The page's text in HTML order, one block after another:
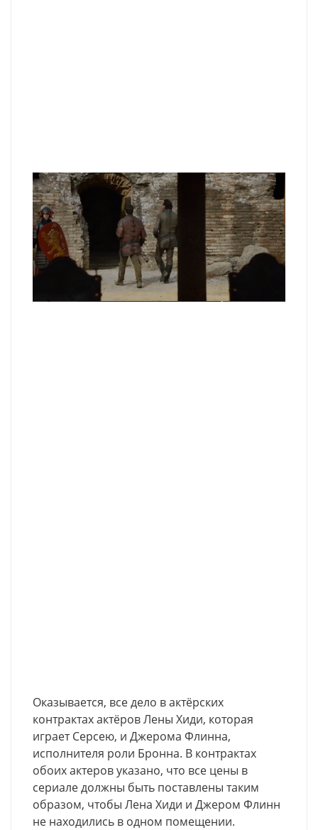
Оказывается, все дело в актёрских
контрактах актёров Лены Хиди, которая
играет Серсею, и Джерома Флинна,
исполнителя роли Бронна. В контрактах
обоих актеров указано, что все цены в
сериале должны быть поставлены таким
образом, чтобы Лена Хиди и Джером Флинн
не находились в одном помещении.